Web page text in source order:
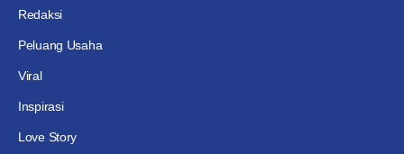
Redaksi
Peluang Usaha
Viral
Inspirasi
Love Story